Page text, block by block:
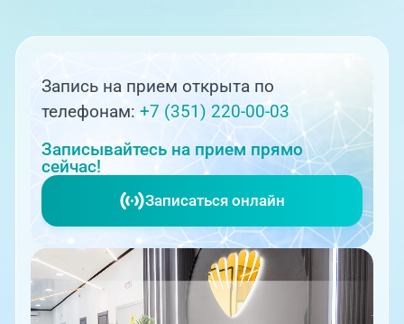
Запись на прием открыта по
телефонам:+7 (351) 220-00-03
Записывайтесь на прием прямо
сейчас!
Записаться онлайн